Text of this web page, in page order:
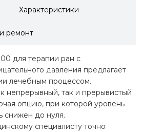
Характеристики
ремонт
для терапии ран с
давления предлагает
лечебным процессом.
непрерывный, так и прерывистый
опцию, при которой уровень
снижен до нуля.
специалисту точно